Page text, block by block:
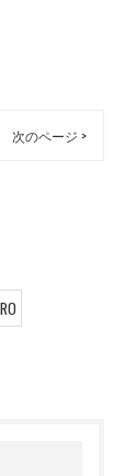
次のページ >